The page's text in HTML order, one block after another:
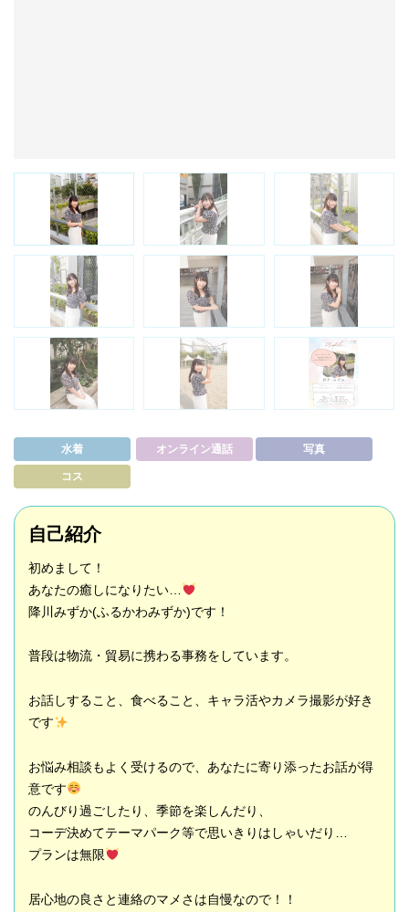
水着
コス
写真
オンライン通話
自己紹介
初めまして！
あなたの癒しになりたい…
降川みずか(ふるかわみずか)です！
普段は物流・貿易に携わる事務をしています。
お話しすること、食べること、キャラ活やカメラ撮影が好き
です
お悩み相談もよく受けるので、あなたに寄り添ったお話が得
意です
のんびり過ごしたり、季節を楽しんだり、
コーデ決めてテーマパーク等で思いきりはしゃいだり…
プランは無限
居心地の良さと連絡のマメさは自慢なので！！